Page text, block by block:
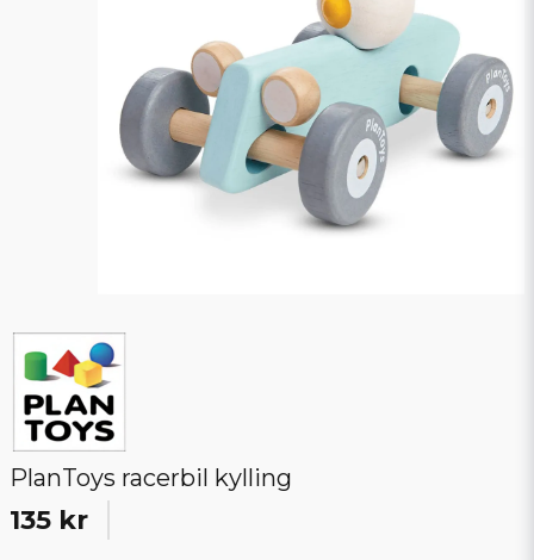
PlanToys racerbil kylling
135 kr